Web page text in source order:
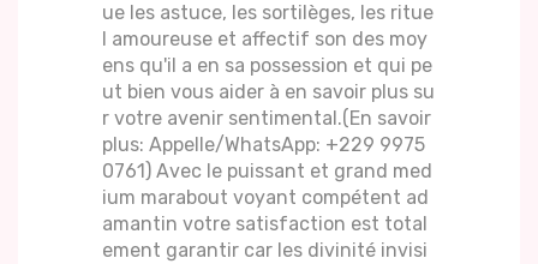
ue les astuce, les sortilèges, les ritue
l amoureuse et affectif son des moy
ens qu'il a en sa possession et qui pe
ut bien vous aider à en savoir plus su
r votre avenir sentimental.(En savoir
plus: Appelle/WhatsApp: +229 9975
0761) Avec le puissant et grand med
ium marabout voyant compétent ad
amantin votre satisfaction est total
ement garantir car les divinité invisi